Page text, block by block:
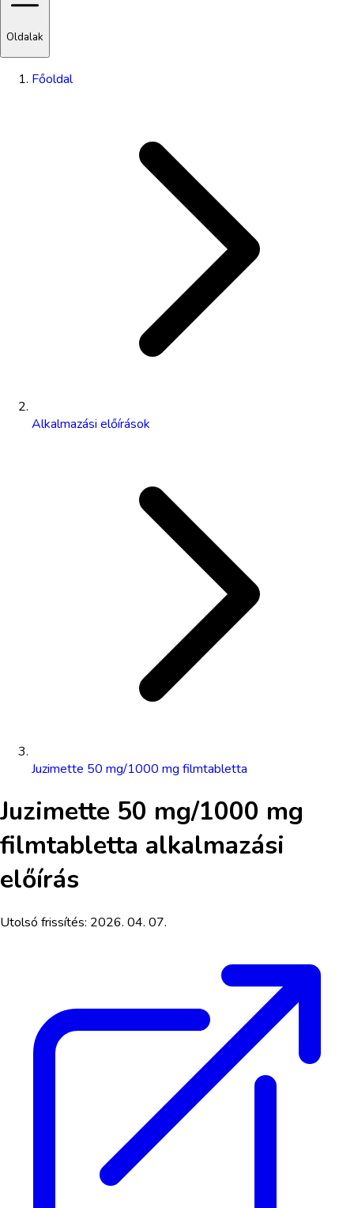
Oldalak
Főoldal
Alkalmazási előírások
Juzimette 50 mg/1000 mg filmtabletta
Juzimette 50 mg/1000 mg
filmtabletta alkalmazási
előírás
Utolsó frissítés: 2026. 04. 07.